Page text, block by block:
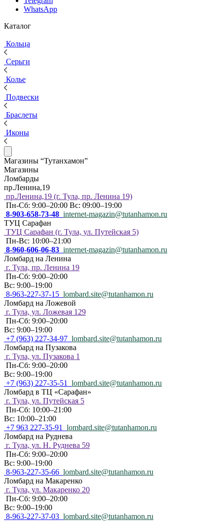
WhatsApp
Каталог
Кольца
Серьги
Колье
Подвески
Браслеты
Иконы
Магазины “Тутанхамон”
Магазины
Ломбарды
пр.Ленина,19
пр.Ленина,19 (г. Тула, пр. Ленина 19)
Пн-Сб: 9:00–20:00 Вс: 09:00–19:00
8-903-658-73-48 internet-magazin@tutanhamon.ru
ТУЦ Сарафан
ТУЦ Сарафан (г. Тула, ул. Путейская 5)
Пн-Вс: 10:00–21:00
8-960-606-06-83 internet-magazin@tutanhamon.ru
Ломбард на Ленина
г. Тула, пр. Ленина 19
Пн-Сб: 9:00–20:00
Вс: 9:00–19:00
8-963-227-37-15 lombard.site@tutanhamon.ru
Ломбард на Ложевой
г. Тула, ул. Ложевая 129
Пн-Сб: 9:00–20:00
Вс: 9:00–19:00
+7 (963) 227-34-97 lombard.site@tutanhamon.ru
Ломбард на Пузакова
г. Тула, ул. Пузакова 1
Пн-Сб: 9:00–20:00
Вс: 9:00–19:00
+7 (963) 227-35-51
lombard.site@tutanhamon.ru
Ломбард в ТЦ «Сарафан»
г. Тула, ул. Путейская 5
Пн-Сб: 10:00–21:00
Вс: 10:00–21:00
+7 963 227-35-91
lombard.site@tutanhamon.ru
Ломбард на Руднева
г. Тула, ул. Н. Руднева 59
Пн-Сб: 9:00–20:00
Вс: 9:00–19:00
8-963-227-35-66 lombard.site@tutanhamon.ru
Ломбард на Макаренко
г. Тула, ул. Макаренко 20
Пн-Сб: 9:00–20:00
Вс: 9:00–19:00
8-963-227-37-03 lombard.site@tutanhamon.ru